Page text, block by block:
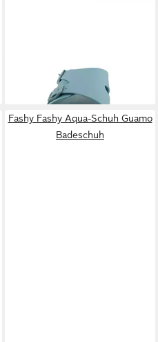
Yates Badeschuh
Fashy Fashy Aqua-Schuh Guamo
Badeschuh